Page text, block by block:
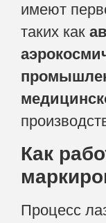
имеют
таких как
Как
Процесс